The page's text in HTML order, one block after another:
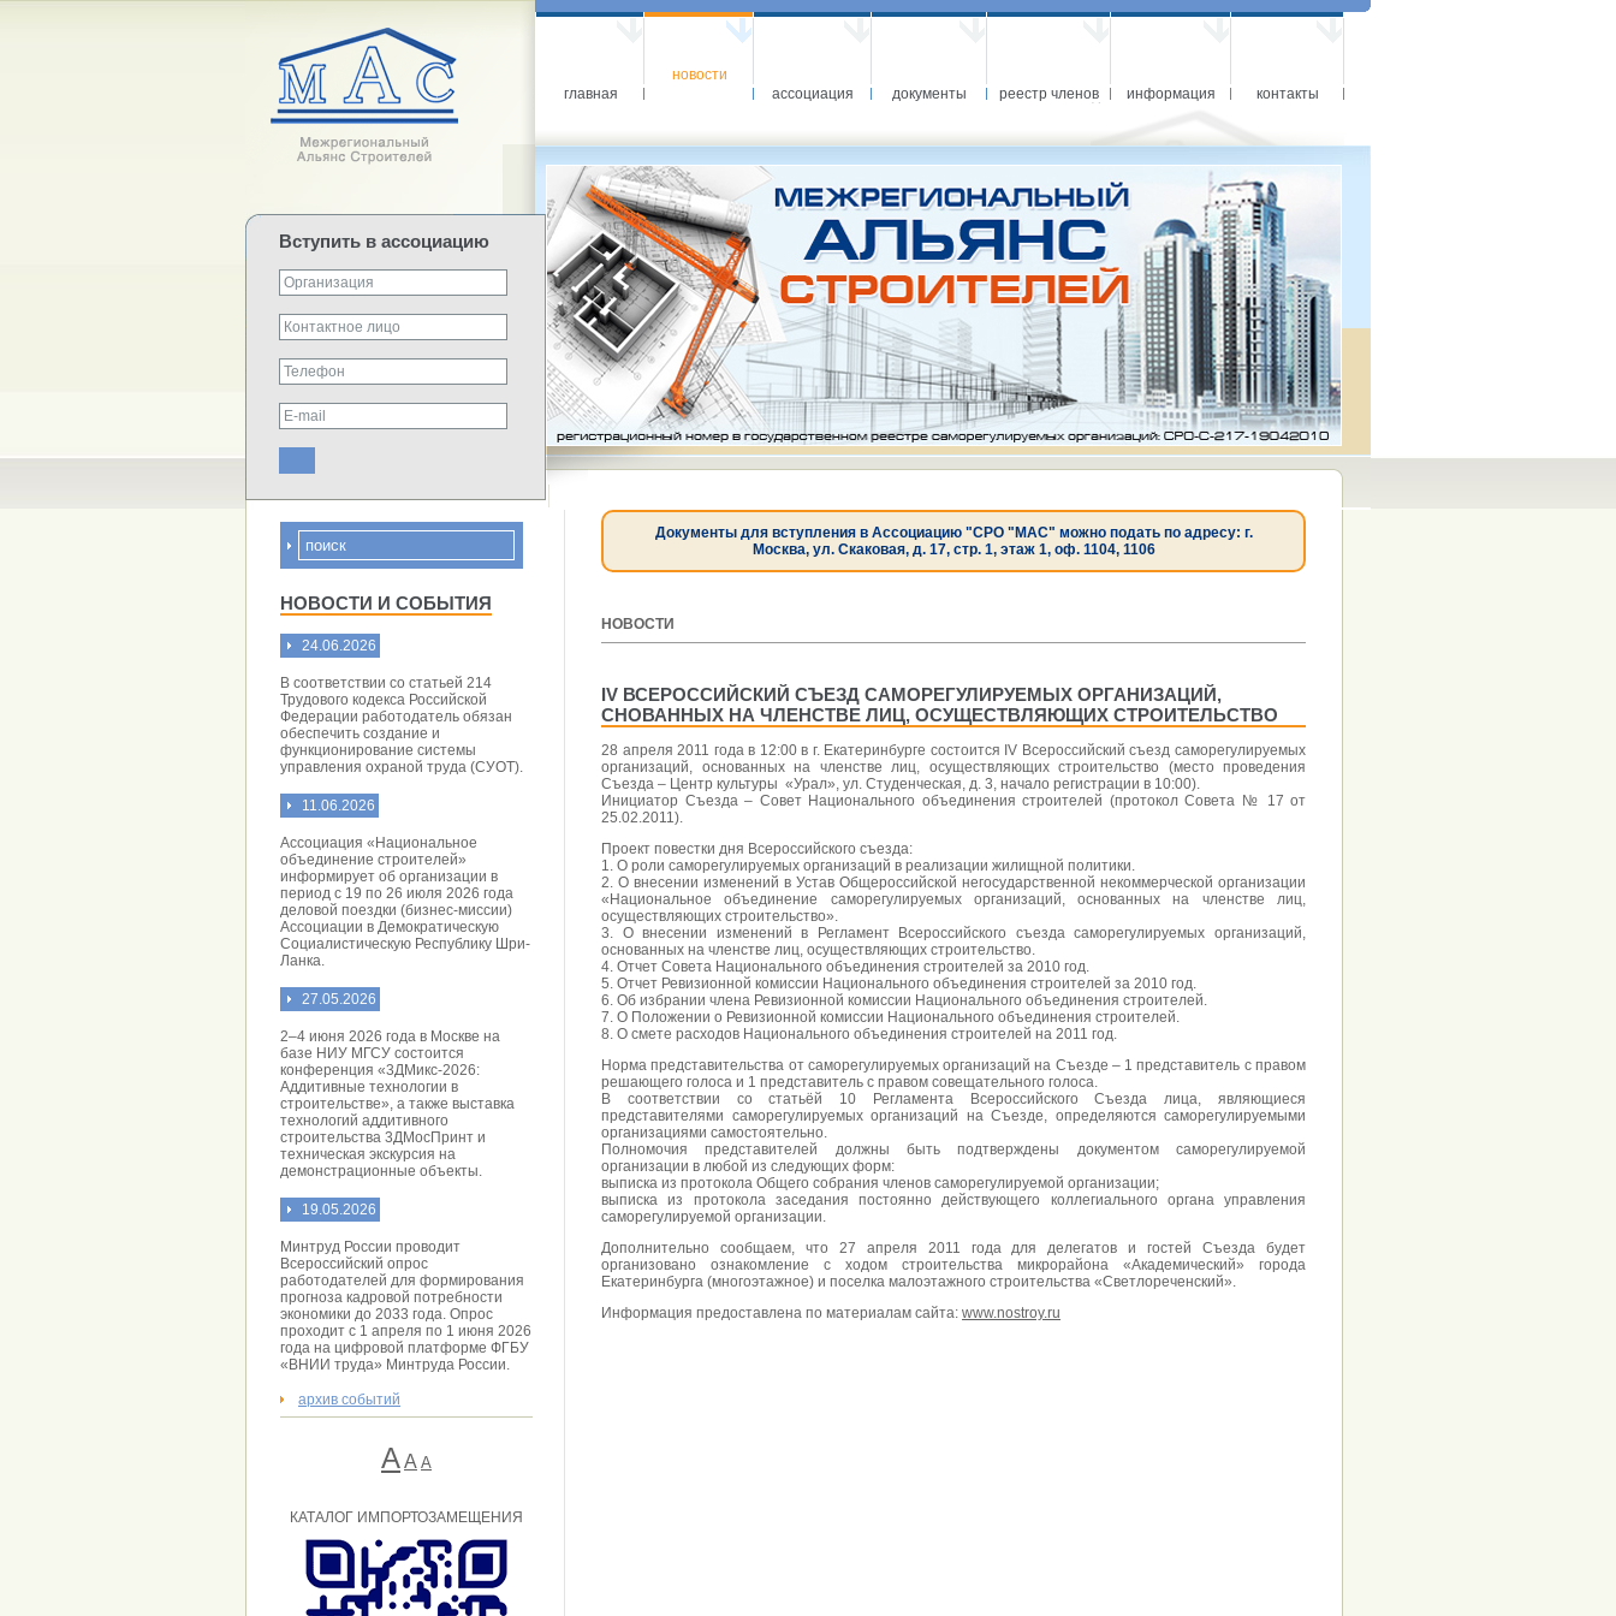
главная
новости
ассоциация
документы реестр членов информация контакты
Вступить в ассоциацию
НОВОСТИ И СОБЫТИЯ
24.06.2026
В соответствии со статьей 214
Трудового кодекса Российской
Федерации работодатель обязан
обеспечить создание и
функционирование системы
управления охраной труда (СУОТ).
11.06.2026
Ассоциация «Национальное
объединение строителей»
информирует об организации в
период с 19 по 26 июля 2026 года
деловой поездки (бизнес-миссии)
Ассоциации в Демократическую
Социалистическую Республику Шри-
Ланка.
27.05.2026
2–4 июня 2026 года в Москве на
базе НИУ МГСУ состоится
конференция «3ДМикс-2026:
Аддитивные технологии в
строительстве», а также выставка
технологий аддитивного
строительства 3ДМосПринт и
техническая экскурсия на
демонстрационные объекты.
19.05.2026
Минтруд России проводит
Всероссийский опрос
работодателей для формирования
прогноза кадровой потребности
экономики до 2033 года. Опрос
проходит с 1 апреля по 1 июня 2026
года на цифровой платформе ФГБУ
«ВНИИ труда» Минтруда России.
архив событий
АA А
КАТАЛОГ ИМПОРТОЗАМЕЩЕНИЯ
Документы для вступления в Ассоциацию "СРО "МАС" можно подать по адресу: г.
Москва, ул. Скаковая, д. 17, стр. 1, этаж 1, оф. 1104, 1106
НОВОСТИ
IV ВСЕРОССИЙСКИЙ СЪЕЗД САМОРЕГУЛИРУЕМЫХ ОРГАНИЗАЦИЙ,
СНОВАННЫХ НА ЧЛЕНСТВЕ ЛИЦ, ОСУЩЕСТВЛЯЮЩИХ СТРОИТЕЛЬСТВО
28 апреля 2011 года в 12:00 в г. Екатеринбурге состоится IV Всероссийский съезд саморегулируемых
организаций, основанных на членстве лиц, осуществляющих строительство (место проведения
Съезда – Центр культуры «Урал», ул. Студенческая, д. 3, начало регистрации в 10:00).
Инициатор Съезда – Совет Национального объединения строителей (протокол Совета № 17 от
25.02.2011).
Проект повестки дня Всероссийского съезда:
1. О роли саморегулируемых организаций в реализации жилищной политики.
2. О внесении изменений в Устав Общероссийской негосударственной некоммерческой организации
«Национальное объединение саморегулируемых организаций, основанных на членстве лиц,
осуществляющих строительство».
3. О внесении изменений в Регламент Всероссийского съезда саморегулируемых организаций,
основанных на членстве лиц, осуществляющих строительство.
4. Отчет Совета Национального объединения строителей за 2010 год.
5. Отчет Ревизионной комиссии Национального объединения строителей за 2010 год.
6. Об избрании члена Ревизионной комиссии Национального объединения строителей.
7. О Положении о Ревизионной комиссии Национального объединения строителей.
8. О смете расходов Национального объединения строителей на 2011 год.
Норма представительства от саморегулируемых организаций на Съезде – 1 представитель с правом
решающего голоса и 1 представитель с правом совещательного голоса.
В соответствии со статьёй 10 Регламента Всероссийского Съезда лица, являющиеся
представителями саморегулируемых организаций на Съезде, определяются саморегулируемыми
организациями самостоятельно.
Полномочия представителей должны быть подтверждены документом саморегулируемой
организации в любой из следующих форм:
выписка из протокола Общего собрания членов саморегулируемой организации;
выписка из протокола заседания постоянно действующего коллегиального органа управления
саморегулируемой организации.
Дополнительно сообщаем, что 27 апреля 2011 года для делегатов и гостей Съезда будет
организовано ознакомление с ходом строительства микрорайона «Академический» города
Екатеринбурга (многоэтажное) и поселка малоэтажного строительства «Светлореченский».
Информация предоставлена по материалам сайта: www.nostroy.ru